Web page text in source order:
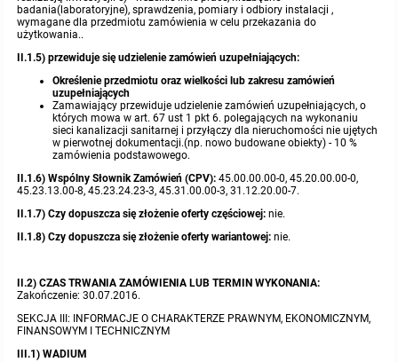
Analizy zmian w zagospodarowaniu przestrzennym
Gminna Komisja Rozwiązywania Problemów Alkoholowych
Skargi, wnioski i petycje
Wybory Ławników 2024r.
badania(laboratoryjne), sprawdzenia, pomiary i odbiory instalacji ,
wymagane dla przedmiotu zamówienia w celu przekazania do
użytkowania..
II.1.5) przewiduje się udzielenie zamówień uzupełniających:
Określenie przedmiotu oraz wielkości lub zakresu zamówień
uzupełniających
Zamawiający przewiduje udzielenie zamówień uzupełniających, o
których mowa w art. 67 ust 1 pkt 6. polegających na wykonaniu
sieci kanalizacji sanitarnej i przyłączy dla nieruchomości nie ujętych
w pierwotnej dokumentacji.(np. nowo budowane obiekty) - 10 %
zamówienia podstawowego.
II.1.6) Wspólny Słownik Zamówień (CPV): 45.00.00.00-0, 45.20.00.00-0,
45.23.13.00-8, 45.23.24.23-3, 45.31.00.00-3, 31.12.20.00-7.
II.1.7) Czy dopuszcza się złożenie oferty częściowej: nie.
II.1.8) Czy dopuszcza się złożenie oferty wariantowej: nie.
II.2) CZAS TRWANIA ZAMÓWIENIA LUB TERMIN WYKONANIA:
Zakończenie: 30.07.2016.
SEKCJA III: INFORMACJE O CHARAKTERZE PRAWNYM, EKONOMICZNYM,
FINANSOWYM I TECHNICZNYM
III.1) WADIUM